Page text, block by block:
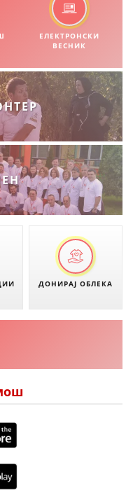
ДЕЈНОСТ
ЕЛЕКТРОНСКИ
ВЕСНИК
ДОНИРАЈ ОБЛЕКА